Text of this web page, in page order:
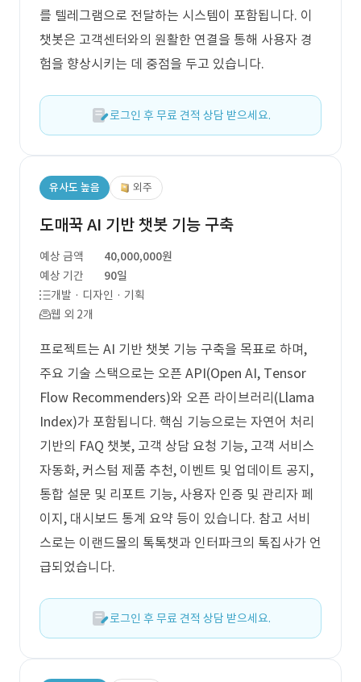
를 텔레그램으로 전달하는 시스템이 포함됩니다. 이
챗봇은 고객센터와의 원활한 연결을 통해 사용자 경
험을 향상시키는 데 중점을 두고 있습니다.
로그인 후 무료 견적 상담 받으세요.
유사도 높음 외주
도매꾹 AI 기반 챗봇 기능 구축
예상 금액
40,000,000원
예상 기간
90일
개발 · 디자인 · 기획
웹 외 2개
프로젝트는 AI 기반 챗봇 기능 구축을 목표로 하며,
주요 기술 스택으로는 오픈 API(Open AI, Tensor
Flow Recommenders)와 오픈 라이브러리(Llama
Index)가 포함됩니다. 핵심 기능으로는 자연어 처리
기반의 FAQ 챗봇, 고객 상담 요청 기능, 고객 서비스
자동화, 커스텀 제품 추천, 이벤트 및 업데이트 공지,
통합 설문 및 리포트 기능, 사용자 인증 및 관리자 페
이지, 대시보드 통계 요약 등이 있습니다. 참고 서비
스로는 이랜드몰의 톡톡챗과 인터파크의 톡집사가 언
급되었습니다.
로그인 후 무료 견적 상담 받으세요.